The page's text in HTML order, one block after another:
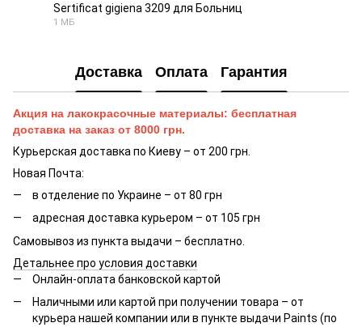
Sertificat gigiena 3209 для Больниц
1 МБ
Доставка Оплата Гарантия
Акция на лакокрасочные материалы: бесплатная
доставка на заказ от 8000 грн.
Курьерская доставка по Киеву – от 200 грн.
Новая Почта:
в отделение по Украине – от 80 грн
адресная доставка курьером – от 105 грн
Самовывоз из пункта выдачи – бесплатно.
Детальнее про условия доставки
Онлайн-оплата банковской картой
Наличными или картой при получении товара – от
курьера нашей компании или в пункте выдачи Paints (по